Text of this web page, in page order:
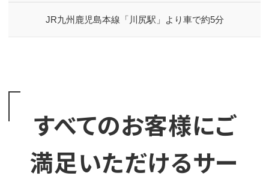
JR九州鹿児島本線「川尻駅」より車で約5分
すべてのお客様にご
満足いただけるサー